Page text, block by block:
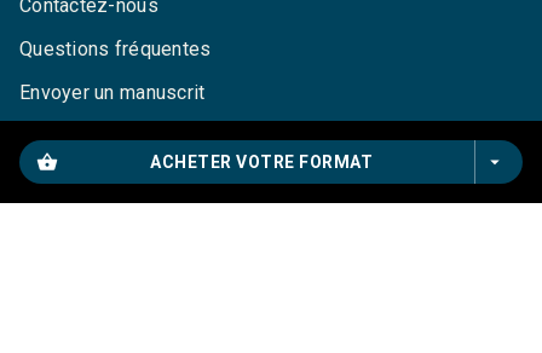
shopping_basket ACHETER VOTRE FORMAT arrow_drop_down
Contactez-nous
Questions fréquentes
Envoyer un manuscrit
Service de presse
Droits